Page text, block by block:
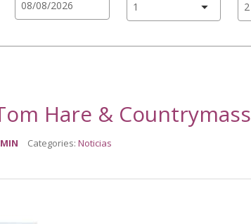
Hare & Countrymass
Categories: Noticias